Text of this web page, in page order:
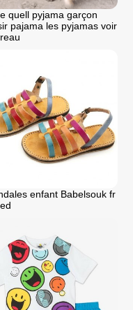
quell pyjama garçon
pajama les pyjamas voir
enfant Babelsouk fr